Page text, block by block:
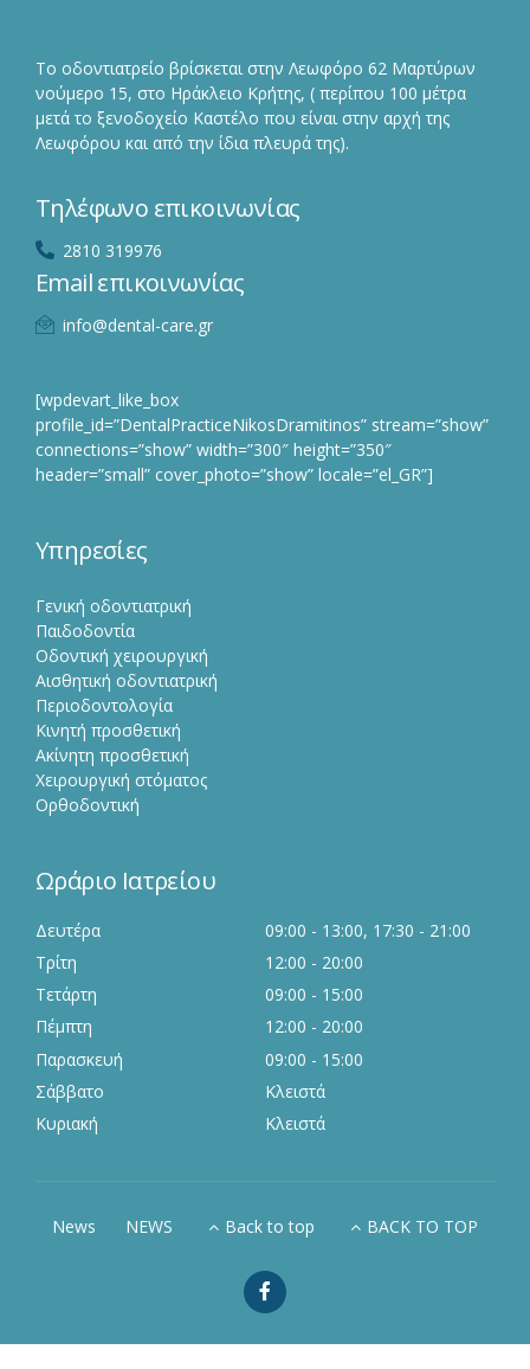
Το οδοντιατρείο βρίσκεται στην Λεωφόρο 62 Μαρτύρων
νούμερο 15, στο Ηράκλειο Κρήτης, ( περίπου 100 μέτρα
μετά το ξενοδοχείο Καστέλο που είναι στην αρχή της
Λεωφόρου και από την ίδια πλευρά της).
Τηλέφωνο επικοινωνίας
2810 319976
Email επικοινωνίας
info@dental-care.gr
[wpdevart_like_box
profile_id=”DentalPracticeNikosDramitinos” stream=”show”
connections=”show” width=”300″ height=”350″
header=”small” cover_photo=”show” locale=”el_GR”]
Υπηρεσίες
Γενική οδοντιατρική
Παιδοδοντία
Οδοντική χειρουργική
Αισθητική οδοντιατρική
Περιοδοντολογία
Κινητή προσθετική
Ακίνητη προσθετική
Χειρουργική στόματος
Ορθοδοντική
Ωράριο Ιατρείου
Δευτέρα
09:00 - 13:00, 17:30 - 21:00
Τρίτη
12:00 - 20:00
Τετάρτη
09:00 - 15:00
Πέμπτη
12:00 - 20:00
Παρασκευή
09:00 - 15:00
Σάββατο
Κλειστά
Κυριακή
Κλειστά
News NEWS Back to top BACK TO TOP